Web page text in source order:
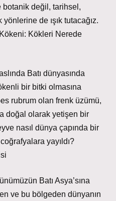
botanik değil, tarihsel,
de ışık tutacağız.
Kökleri Nerede
Batı dünyasında
bir bitki olmasına
rubrum olan frenk üzümü,
doğal olarak yetişen bir
nasıl dünya çapında bir
yayıldı?
Batı Asya’sına
ve bu bölgeden dünyanın